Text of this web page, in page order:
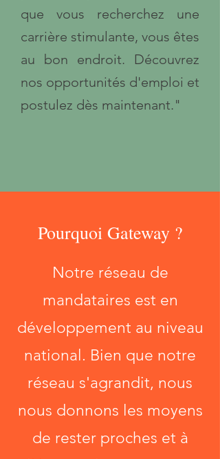
que vous recherchez une
carrière stimulante, vous êtes
au bon endroit. Découvrez
nos opportunités d'emploi et
postulez dès maintenant."
Pourquoi Gateway ?
Notre réseau de
mandataires est en
développement au niveau
national. Bien que notre
réseau s'agrandit, nous
nous donnons les moyens
de rester proches et à